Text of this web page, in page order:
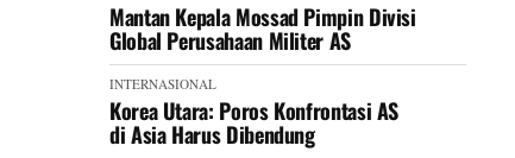
Mantan Kepala Mossad Pimpin Divisi
Global Perusahaan Militer AS
INTERNASIONAL
Korea Utara: Poros Konfrontasi AS
di Asia Harus Dibendung